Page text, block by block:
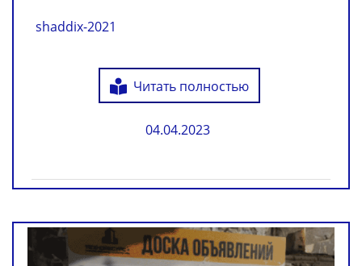
shaddix-2021
Читать полностью
04.04.2023